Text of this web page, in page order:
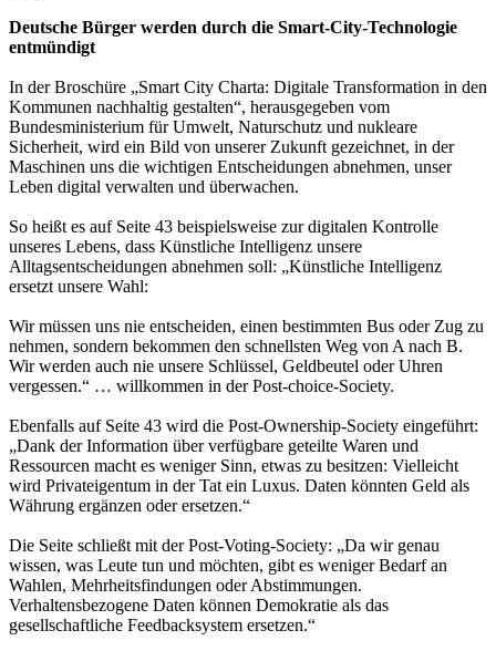
Deutsche Bürger werden durch die Smart-City-Technologie
entmündigt
In der Broschüre „Smart City Charta: Digitale Transformation in den
Kommunen nachhaltig gestalten“, herausgegeben vom
Bundesministerium für Umwelt, Naturschutz und nukleare
Sicherheit, wird ein Bild von unserer Zukunft gezeichnet, in der
Maschinen uns die wichtigen Entscheidungen abnehmen, unser
Leben digital verwalten und überwachen.
So heißt es auf Seite 43 beispielsweise zur digitalen Kontrolle
unseres Lebens, dass Künstliche Intelligenz unsere
Alltagsentscheidungen abnehmen soll: „Künstliche Intelligenz
ersetzt unsere Wahl:
Wir müssen uns nie entscheiden, einen bestimmten Bus oder Zug zu
nehmen, sondern bekommen den schnellsten Weg von A nach B.
Wir werden auch nie unsere Schlüssel, Geldbeutel oder Uhren
vergessen.“ … willkommen in der Post-choice-Society.
Ebenfalls auf Seite 43 wird die Post-Ownership-Society eingeführt:
„Dank der Information über verfügbare geteilte Waren und
Ressourcen macht es weniger Sinn, etwas zu besitzen: Vielleicht
wird Privateigentum in der Tat ein Luxus. Daten könnten Geld als
Währung ergänzen oder ersetzen.“
Die Seite schließt mit der Post-Voting-Society: „Da wir genau
wissen, was Leute tun und möchten, gibt es weniger Bedarf an
Wahlen, Mehrheitsfindungen oder Abstimmungen.
Verhaltensbezogene Daten können Demokratie als das
gesellschaftliche Feedbacksystem ersetzen.“